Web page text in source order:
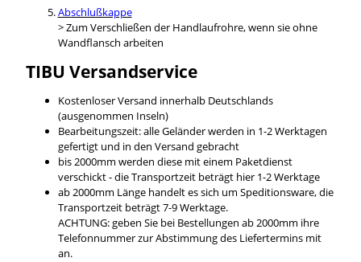
Abschlußkappe
> Zum Verschließen der Handlaufrohre, wenn sie ohne
Wandflansch arbeiten
TIBU Versandservice
Kostenloser Versand innerhalb Deutschlands
(ausgenommen Inseln)
Bearbeitungszeit: alle Geländer werden in 1-2 Werktagen
gefertigt und in den Versand gebracht
bis 2000mm werden diese mit einem Paketdienst
verschickt - die Transportzeit beträgt hier 1-2 Werktage
ab 2000mm Länge handelt es sich um Speditionsware, die
Transportzeit beträgt 7-9 Werktage.
ACHTUNG: geben Sie bei Bestellungen ab 2000mm ihre
Telefonnummer zur Abstimmung des Liefertermins mit
an.